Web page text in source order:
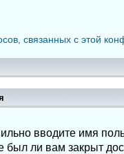
связанных с этой
вводите имя
ли вам закрыт